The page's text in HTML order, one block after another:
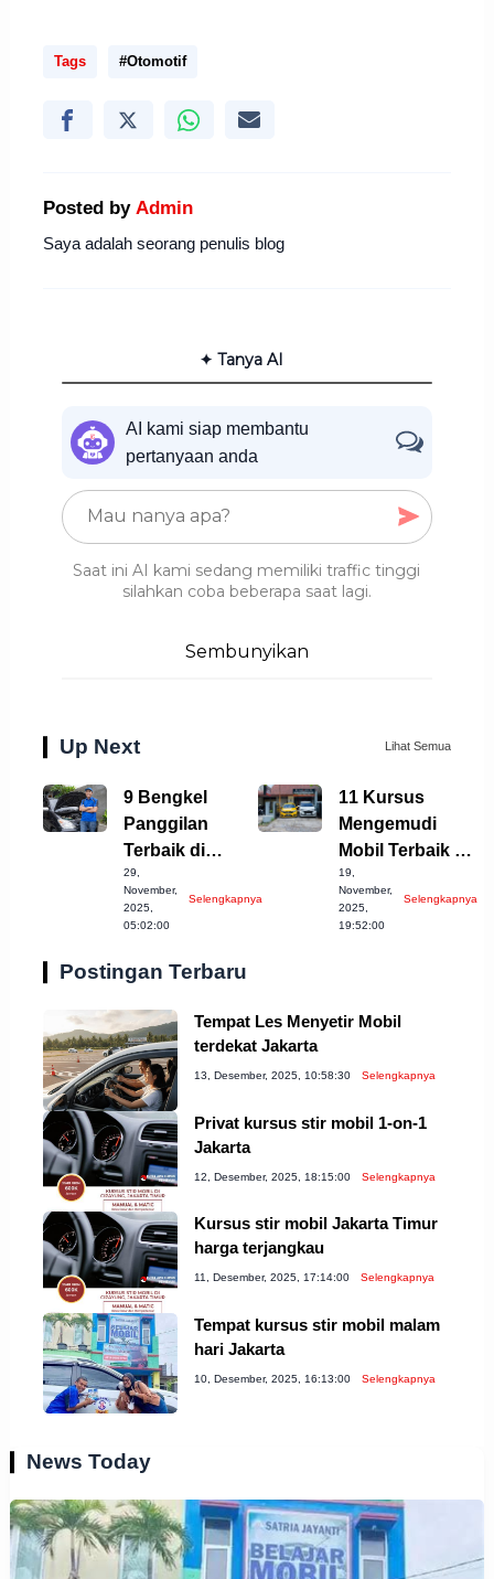
Tags #Otomotif
Posted by Admin
Saya adalah seorang penulis blog
✦ Tanya AI
AI kami siap membantu
pertanyaan anda
Saat ini AI kami sedang memiliki traffic tinggi
silahkan coba beberapa saat lagi.
Sembunyikan
Up Next Lihat Semua
9 Bengkel
Panggilan
Terbaik di
Semarang yang
Harus
Diketahui!
29,
November,
2025,
05:02:00
Selengkapnya
11 Kursus
Mengemudi
Mobil Terbaik di
Bandung
Kabupaten yang
Perlu Anda
19,
November,
2025,
19:52:00
Selengkapnya
Postingan Terbaru
Tempat Les Menyetir Mobil
terdekat Jakarta
13, Desember, 2025, 10:58:30 Selengkapnya
Privat kursus stir mobil 1-on-1
Jakarta
12, Desember, 2025, 18:15:00 Selengkapnya
Kursus stir mobil Jakarta Timur
harga terjangkau
11, Desember, 2025, 17:14:00 Selengkapnya
Tempat kursus stir mobil malam
hari Jakarta
10, Desember, 2025, 16:13:00 Selengkapnya
News Today